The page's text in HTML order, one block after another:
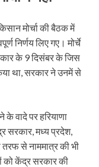
मोर्चा की बैठक में
निर्णय लिए गए। मोर्चे
के 9 दिसंबर के जिस
था, सरकार ने उनमें से
वादे पर हरियाणा
सरकार, मध्य प्रदेश,
से नाममात्र की भी
को केंद्र सरकार की